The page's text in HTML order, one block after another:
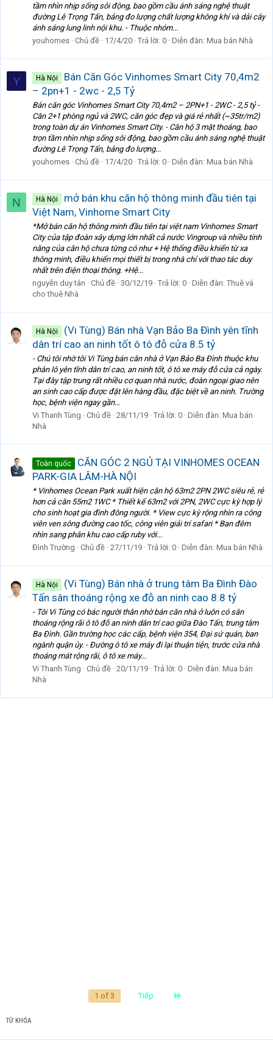
tầm nhìn nhịp sống sôi động, bao gồm cầu ánh sáng nghệ thuật
đường Lê Trọng Tấn, bảng đo lượng chất lượng không khí và dải cây
ánh sáng lung linh nội khu. - Thuộc nhóm...
youhomes Chủ đề 17/4/20 Trả lời: 0 Diễn đàn: Mua bán Nhà
Y Hà Nội
Bán Căn Góc Vinhomes Smart City 70,4m2
– 2pn+1 - 2wc - 2,5 Tỷ
Bán căn góc Vinhomes Smart City 70,4m2 – 2PN+1 - 2WC - 2,5 tỷ -
Căn 2+1 phòng ngủ và 2WC, căn góc đẹp và giá rẻ nhất (~35tr/m2)
trong toàn dự án Vinhomes Smart City. - Căn hộ 3 mặt thoáng, bao
trọn tầm nhìn nhịp sống sôi động, bao gồm cầu ánh sáng nghệ thuật
đường Lê Trọng Tấn, bảng đo lượng...
youhomes Chủ đề 17/4/20 Trả lời: 0 Diễn đàn: Mua bán Nhà
N Hà Nội
mở bán khu căn hộ thông minh đầu tiên tại
Việt Nam, Vinhome Smart City
*Mở bán căn hộ thông minh đầu tiên tại việt nam Vinhomes Smart
City của tập đoàn xây dựng lớn nhất cả nước Vingroup và nhiều tính
năng của căn hộ chưa từng có như + Hệ thống điều khiển từ xa
thông minh, điều khiển mọi thiết bị trong nhà chỉ với thao tác duy
nhất trên điện thoại thông. +Hệ...
nguyễn duy tân
Chủ đề 30/12/19 Trả lời: 0 Diễn đàn: Thuê và
cho thuê Nhà
Hà Nội
(Vi Tùng) Bán nhà Vạn Bảo Ba Đình yên tĩnh
dân trí cao an ninh tốt ô tô đỗ cửa 8.5 tỷ
- Chú tôi nhờ tôi Vi Tùng bán căn nhà ở Vạn Bảo Ba Đình thuộc khu
phân lô yên tĩnh dân trí cao, an ninh tốt, ô tô xe máy đỗ cửa cả ngày.
Tại đây tập trung rất nhiều cơ quan nhà nước, đoàn ngoại giao nên
an sinh cao cấp được đặt lên hàng đầu, đặc biệt về an ninh. Trường
học, bệnh viện ngay gần...
Vi Thanh Tùng
Chủ đề 28/11/19 Trả lời: 0 Diễn đàn: Mua bán
Nhà
Toàn quốc
CĂN GÓC 2 NGỦ TẠI VINHOMES OCEAN
PARK-GIA LÂM-HÀ NỘI
* Vinhomes Ocean Park xuất hiện căn hộ 63m2 2PN 2WC siêu rẻ, rẻ
hơn cả căn 55m2 1WC * Thiết kế 63m2 với 2PN, 2WC cực kỳ hợp lý
cho sinh hoạt gia đình đông người. * View cực kỳ rộng nhìn ra công
viên ven sông đường cao tốc, công viên giải trí safari * Ban đêm
nhìn sang phân khu cao cấp ruby với...
Đình Trường
Chủ đề 27/11/19 Trả lời: 0 Diễn đàn: Mua bán Nhà
Hà Nội
(Vi Tùng) Bán nhà ở trung tâm Ba Đình Đào
Tấn sân thoáng rộng xe đỗ an ninh cao 8.8 tỷ
- Tôi Vi Tùng có bác người thân nhờ bán căn nhà ở luôn có sân
thoáng rộng rãi ô tô đỗ an ninh dân trí cao giữa Đào Tấn, trung tâm
Ba Đình. Gần trường học các cấp, bệnh viện 354, Đại sứ quán, ban
ngành quận ủy. - Đường ô tô xe máy đi lại thuận tiện, trước cửa nhà
thoáng mát rộng rãi, ô tô xe máy...
Vi Thanh Tùng
Chủ đề 20/11/19 Trả lời: 0 Diễn đàn: Mua bán
Nhà
1 of 3 Tiếp
TỪ KHÓA